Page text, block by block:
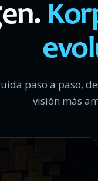
paso a paso,
visión más